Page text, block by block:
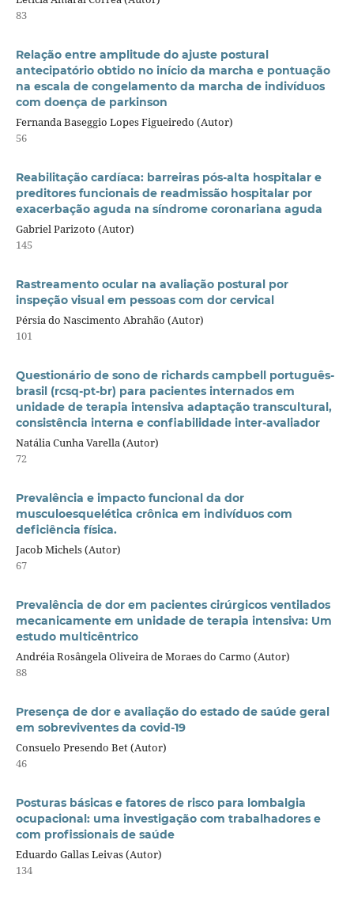
83
Relação entre amplitude do ajuste postural
antecipatório obtido no início da marcha e pontuação
na escala de congelamento da marcha de indivíduos
com doença de parkinson
Fernanda Baseggio Lopes Figueiredo (Autor)
56
Reabilitação cardíaca: barreiras pós-alta hospitalar e
preditores funcionais de readmissão hospitalar por
exacerbação aguda na síndrome coronariana aguda
Gabriel Parizoto (Autor)
145
Rastreamento ocular na avaliação postural por
inspeção visual em pessoas com dor cervical
Pérsia do Nascimento Abrahão (Autor)
101
Questionário de sono de richards campbell português-
brasil (rcsq-pt-br) para pacientes internados em
unidade de terapia intensiva adaptação transcultural,
consistência interna e confiabilidade inter-avaliador
Natália Cunha Varella (Autor)
72
Prevalência e impacto funcional da dor
musculoesquelética crônica em indivíduos com
deficiência física.
Jacob Michels (Autor)
67
Prevalência de dor em pacientes cirúrgicos ventilados
mecanicamente em unidade de terapia intensiva: Um
estudo multicêntrico
Andréia Rosângela Oliveira de Moraes do Carmo (Autor)
88
Presença de dor e avaliação do estado de saúde geral
em sobreviventes da covid-19
Consuelo Presendo Bet (Autor)
46
Posturas básicas e fatores de risco para lombalgia
ocupacional: uma investigação com trabalhadores e
com profissionais de saúde
Eduardo Gallas Leivas (Autor)
134